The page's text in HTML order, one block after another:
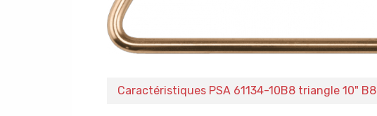
Caractéristiques PSA 61134-10B8 triangle 10" B8